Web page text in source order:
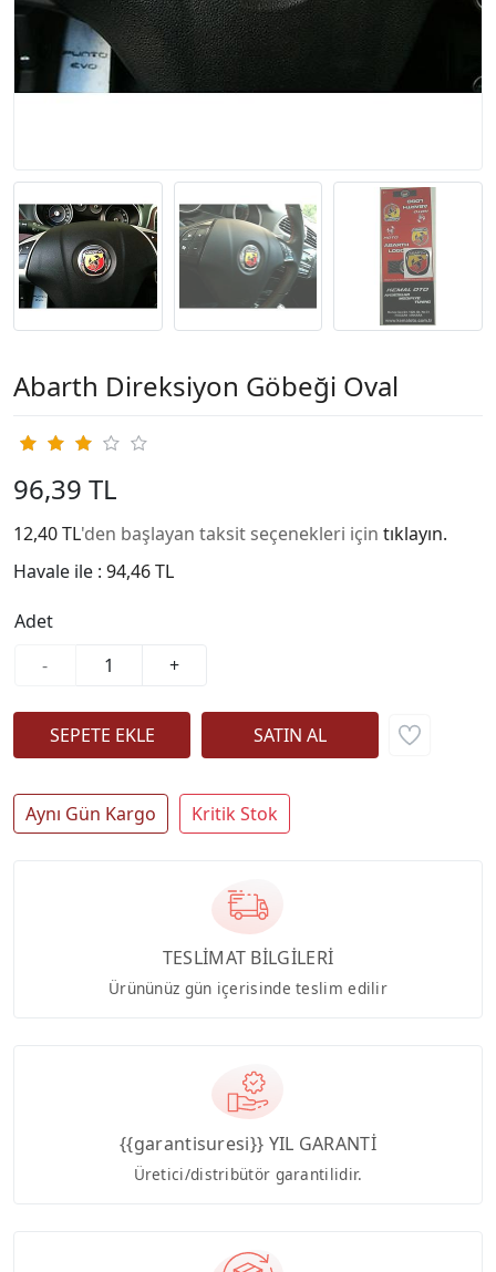
Abarth Direksiyon Göbeği Oval
96,39 TL
12,40 TL'den başlayan taksit seçenekleri için tıklayın.
Havale ile : 94,46 TL
Adet
-
+
Aynı Gün Kargo Kritik Stok
TESLİMAT BİLGİLERİ
Ürününüz gün içerisinde teslim edilir
{{garantisuresi}} YIL GARANTİ
Üretici/distribütör garantilidir.